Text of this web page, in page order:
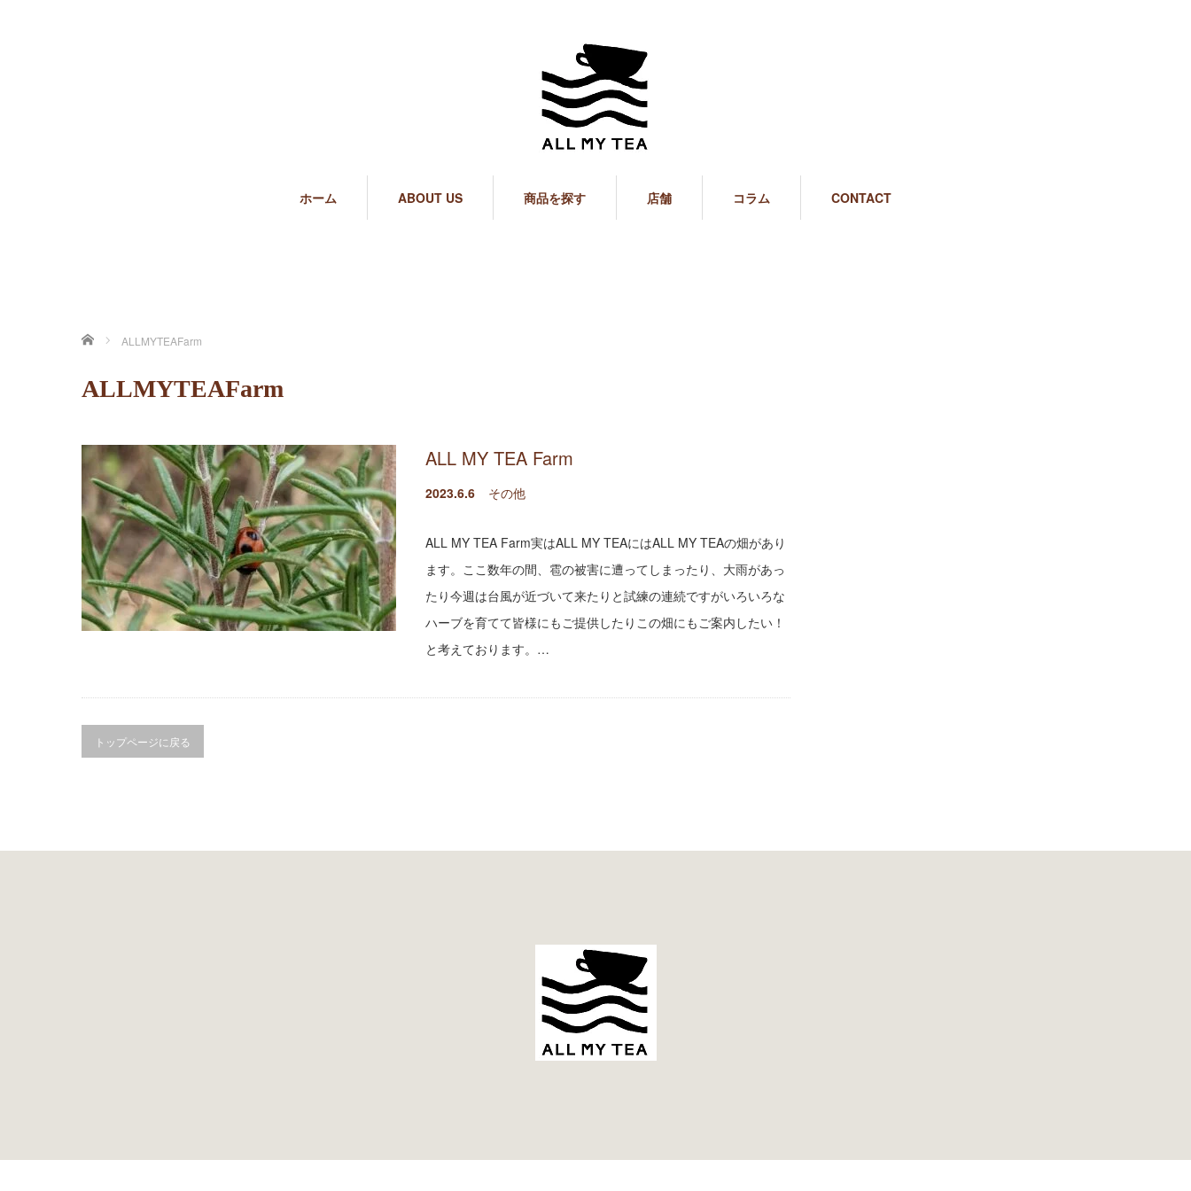
ホーム ABOUT US 商品を探す 店舗 コラム CONTACT
ホーム ALLMYTEAFarm
ALLMYTEAFarm
ALL MY TEA Farm
2023.6.6 その他
ALL MY TEA Farm実はALL MY TEAにはALL MY TEAの畑があり
ます。ここ数年の間、雹の被害に遭ってしまったり、大雨があっ
たり今週は台風が近づいて来たりと試練の連続ですがいろいろな
ハーブを育てて皆様にもご提供したりこの畑にもご案内したい！
と考えております。…
トップページに戻る